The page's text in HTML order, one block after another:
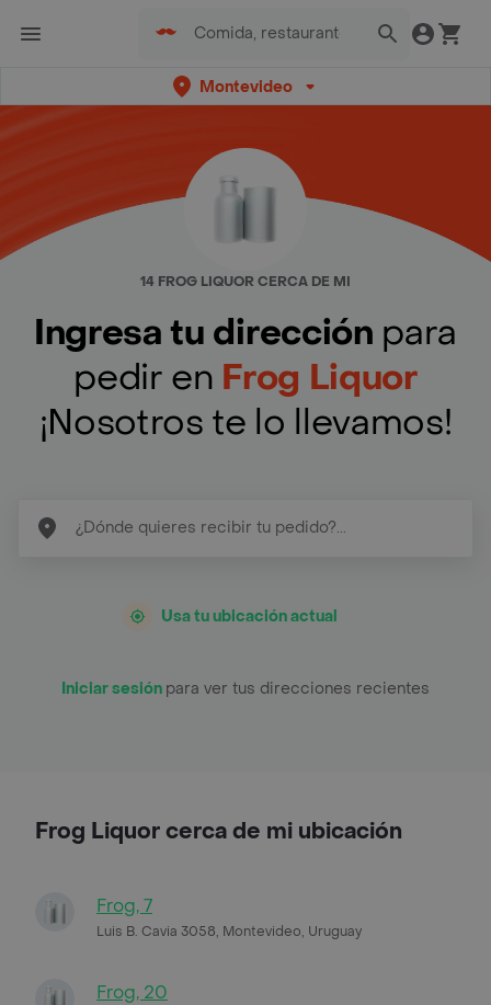
Montevideo
14 FROG LIQUOR CERCA DE MI
Ingresa tu dirección para
pedir en Frog Liquor
¡Nosotros te lo llevamos!
Usa tu ubicación actual
Iniciar sesión para ver tus direcciones recientes
Frog Liquor cerca de mi ubicación
Frog, 7
Luis B. Cavia 3058, Montevideo, Uruguay
Frog, 20